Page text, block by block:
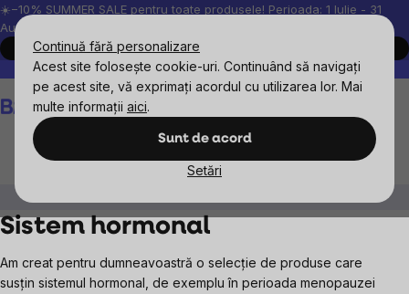
Continuă fără personalizare
Acest site folosește cookie-uri. Continuând să navigați
pe acest site, vă exprimați acordul cu utilizarea lor. Mai
multe informații aici.
Sunt de acord
Setări
Treci
la
conținut
☀️−10% SUMMER SALE pentru toate produsele! Perioada: 1 Iulie - 31
August, 2026.
Cumpără acum
Peste 200.000 de recenzii verificate
Produsele noastre sunt
Coş
de
Sistem hormonal
Am creat pentru dumneavoastră o selecție de produse care
susțin sistemul hormonal, de exemplu în perioada menopauzei